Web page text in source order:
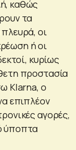
καθώς
τα
οι
ή οι
κυρίως
προστασία
Klarna, ο
επιπλέον
αγορές,
ύποπτα